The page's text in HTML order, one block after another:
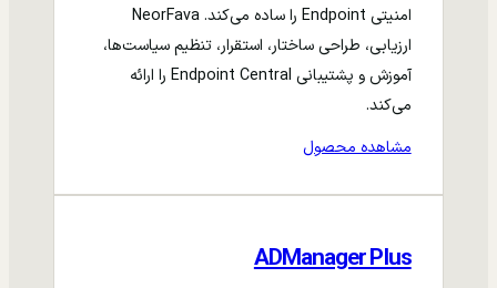
امنیتی Endpoint را ساده می‌کند. NeorFava
ارزیابی، طراحی ساختار، استقرار، تنظیم سیاست‌ها،
آموزش و پشتیبانی Endpoint Central را ارائه
می‌کند.
مشاهده محصول
ADManager Plus